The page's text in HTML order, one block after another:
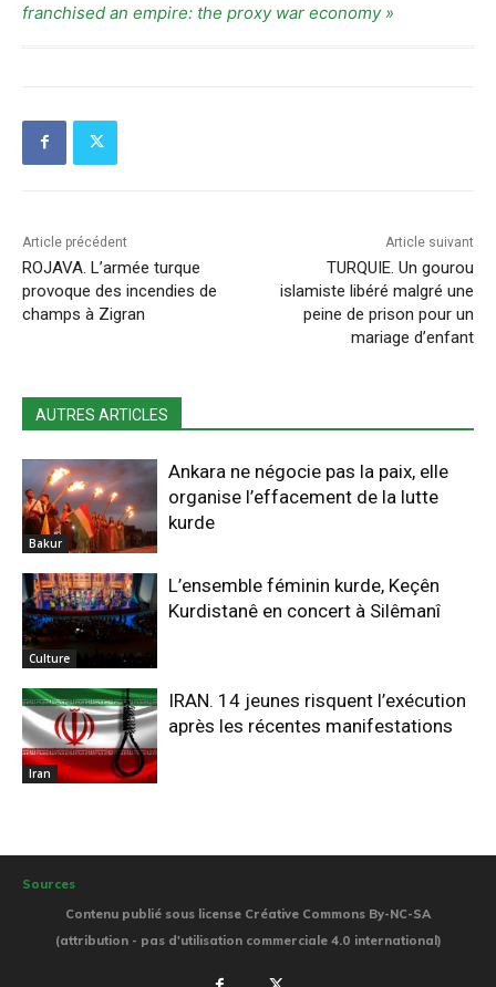
franchised an empire: the proxy war economy »
Article précédent
ROJAVA. L’armée turque
provoque des incendies de
champs à Zigran
Article suivant
TURQUIE. Un gourou
islamiste libéré malgré une
peine de prison pour un
mariage d’enfant
AUTRES ARTICLES
Bakur
Ankara ne négocie pas la paix, elle
organise l’effacement de la lutte
kurde
Culture
L’ensemble féminin kurde, Keçên
Kurdistanê en concert à Silêmanî
Iran
IRAN. 14 jeunes risquent l’exécution
après les récentes manifestations
Sources
Contenu publié sous license Créative Commons By-NC-SA
(attribution - pas d'utilisation commerciale 4.0 international)